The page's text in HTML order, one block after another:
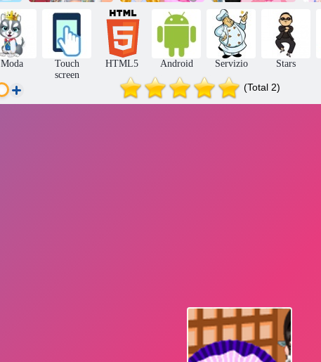
Acconciature di
uomo che brucia
Trecce coda di
pesce carina
Profilo del
cercatore
d'amore
Moda
Touch
screen
HTML5 Android Servizio Stars
(Total 2)